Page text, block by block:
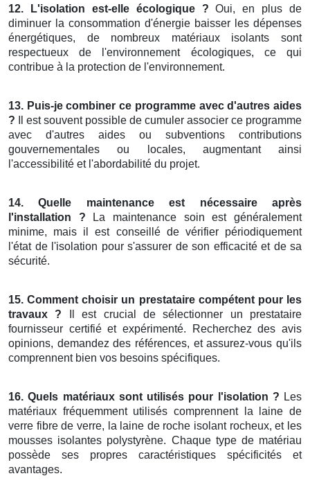
12. L'isolation est-elle écologique ? Oui, en plus de
diminuer la consommation d'énergie baisser les dépenses
énergétiques, de nombreux matériaux isolants sont
respectueux de l'environnement écologiques, ce qui
contribue à la protection de l'environnement.
13. Puis-je combiner ce programme avec d'autres aides
? Il est souvent possible de cumuler associer ce programme
avec d'autres aides ou subventions contributions
gouvernementales ou locales, augmentant ainsi
l'accessibilité et l'abordabilité du projet.
14. Quelle maintenance est nécessaire après
l'installation ? La maintenance soin est généralement
minime, mais il est conseillé de vérifier périodiquement
l'état de l'isolation pour s'assurer de son efficacité et de sa
sécurité.
15. Comment choisir un prestataire compétent pour les
travaux ? Il est crucial de sélectionner un prestataire
fournisseur certifié et expérimenté. Recherchez des avis
opinions, demandez des références, et assurez-vous qu'ils
comprennent bien vos besoins spécifiques.
16. Quels matériaux sont utilisés pour l'isolation ? Les
matériaux fréquemment utilisés comprennent la laine de
verre fibre de verre, la laine de roche isolant rocheux, et les
mousses isolantes polystyrène. Chaque type de matériau
possède ses propres caractéristiques spécificités et
avantages.